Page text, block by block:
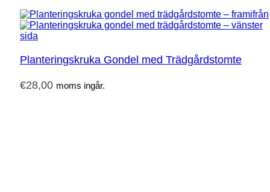
Planteringskruka Gondel med Trädgårdstomte
€28,00 moms ingår.